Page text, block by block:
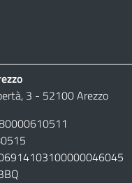
3 - 52100 Arezzo